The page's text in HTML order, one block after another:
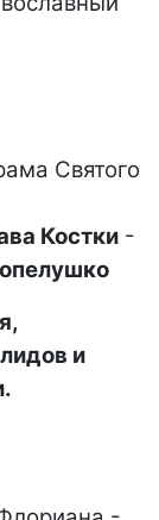
Святого
Костки -
и